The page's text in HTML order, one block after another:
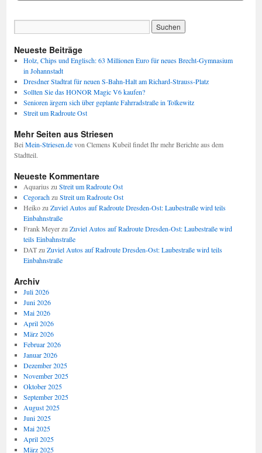
Neueste Beiträge
Holz, Chips und Englisch: 63 Millionen Euro für neues Brecht-Gymnasium
in Johannstadt
Dresdner Stadtrat für neuen S-Bahn-Halt am Richard-Strauss-Platz
Sollten Sie das HONOR Magic V6 kaufen?
Senioren ärgern sich über geplante Fahrradstraße in Tolkewitz
Streit um Radroute Ost
Mehr Seiten aus Striesen
BeiMein-Striesen.devon Clemens Kubeil findet Ihr mehr Berichte aus dem
Stadtteil.
Neueste Kommentare
Aquarius zuStreit um Radroute Ost
CegorachzuStreit um Radroute Ost
HeikozuZuviel Autos auf Radroute Dresden-Ost: Laubestraße wird teils
Einbahnstraße
Frank MeyerzuZuviel Autos auf Radroute Dresden-Ost: Laubestraße wird
teils Einbahnstraße
DATzuZuviel Autos auf Radroute Dresden-Ost: Laubestraße wird teils
Einbahnstraße
Archiv
Juli 2026
Juni 2026
Mai 2026
April 2026
März 2026
Februar 2026
Januar 2026
Dezember 2025
November 2025
Oktober 2025
September 2025
August 2025
Juni 2025
Mai 2025
April 2025
März 2025